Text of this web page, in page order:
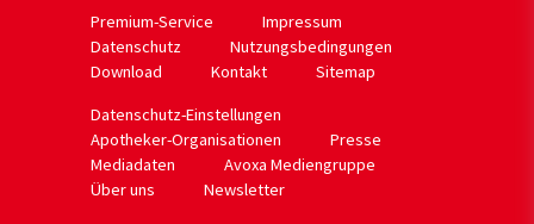
Premium-Service
Impressum
Datenschutz
Nutzungsbedingungen
Download
Kontakt
Sitemap
Datenschutz-Einstellungen
Apotheker-Organisationen
Presse
Mediadaten
Avoxa Mediengruppe
Über uns
Newsletter